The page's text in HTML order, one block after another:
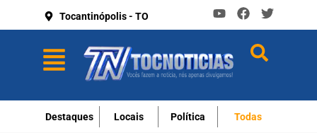
Tocantinópolis - TO
Destaques Locais Política Todas